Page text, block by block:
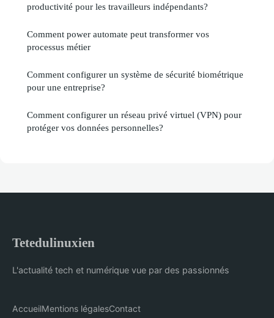
productivité pour les travailleurs indépendants?
Comment power automate peut transformer vos
processus métier
Comment configurer un système de sécurité biométrique
pour une entreprise?
Comment configurer un réseau privé virtuel (VPN) pour
protéger vos données personnelles?
Tetedulinuxien
L'actualité tech et numérique vue par des passionnés
AccueilMentions légalesContact